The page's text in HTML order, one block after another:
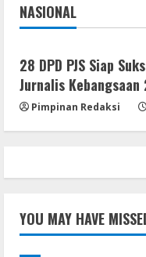
5
NASIONAL
Jakarta
28 DPD PJS Siap
Jurnalis
Pimpinan Redaksi
YOU MAY HAVE